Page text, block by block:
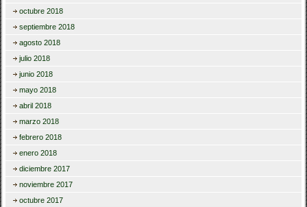
octubre 2018
septiembre 2018
agosto 2018
julio 2018
junio 2018
mayo 2018
abril 2018
marzo 2018
febrero 2018
enero 2018
diciembre 2017
noviembre 2017
octubre 2017